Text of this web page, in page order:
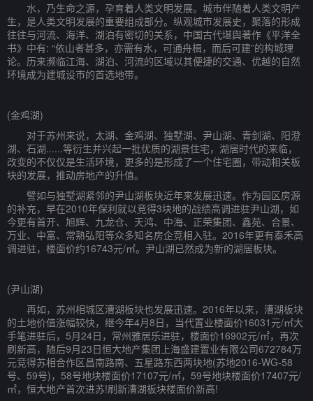
水，乃生命之源，孕育着人类文明发展。城市伴随着人类文明产
生，是人类文明发展的重要组成部分。纵观城市发展史，聚落的形成
往往与河流、海洋、湖泊有密切的关系，中国古代堪舆著作《平洋全
书》中有: “依山者甚多，亦需有水，可通舟楫，而后可建”的构城理
论。历来濒临江海、湖泊、河流的区域以其便捷的交通、优越的自然
环境成为建城设市的首选地带。
(金鸡湖)
对于苏州来说，太湖、金鸡湖、独墅湖、尹山湖、青剑湖、阳澄
湖、石湖......等衍生并兴起一批优质的湖景住宅，湖居时代的来临，
改变的不仅仅是生活环境，更多的是形成了一个住宅圈，带动相关板
块的发展，推动房地产的升值。
譬如与独墅湖紧邻的尹山湖板块近年来发展迅速。作为园区房源
的补充，早在2010年保利就以竞得3块地的战绩高调进驻尹山湖，如
今更有首开、旭辉、九龙仓、天鸿、中海、正荣集团、鑫苑、合景、
万业、中富、常熟弘阳等众多知名房企竞相入驻。2016年更有泰禾高
调进驻，楼面价约16743元/㎡。尹山湖已然成为新的湖居板块。
(尹山湖)
再如，苏州相城区漕湖板块也发展迅速。2016年以来，漕湖板块
的土地价值涨幅较快，继今年4月8日，当代置业楼面价16031元/㎡大
手笔进驻后，5月24日，常州雅居乐进驻，楼面价16902元/㎡，再次
刷新高，随后9月23日恒大地产集团上海盛建置业有限公司672784万
元竞得苏相合作区昌南路南、五星路东西两块地(苏地2016-WG-58
号、59号)，58号地块楼面价17107元/㎡，59号地块楼面价17407元/
㎡，恒大地产首次进苏!刷新漕湖板块楼面价新高!